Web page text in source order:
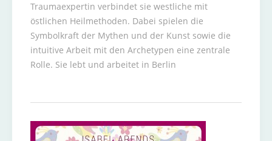
Traumaexpertin verbindet sie westliche mit
östlichen Heilmethoden. Dabei spielen die
Symbolkraft der Mythen und der Kunst sowie die
intuitive Arbeit mit den Archetypen eine zentrale
Rolle. Sie lebt und arbeitet in Berlin